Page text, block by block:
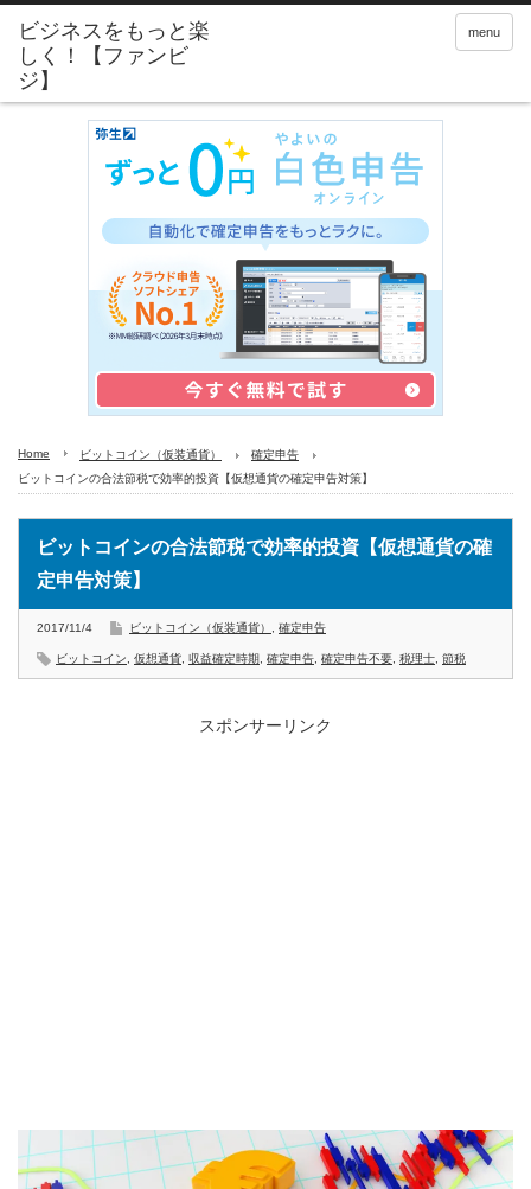
menu
Home ビットコイン（仮装通貨）
確定申告
ビットコインの合法節税で効率的投資【仮想通貨の確定申告対策】
ビットコインの合法節税で効率的投資【仮想通貨の確
定申告対策】
2017/11/4 ビットコイン（仮装通貨） 確定申告
ビットコイン 仮想通貨 収益確定時期 確定申告 確定申告不要 税理士 節税
スポンサーリンク